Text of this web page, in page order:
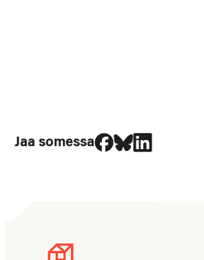
Jaa somessa
Jaa Facebookissa
Jaa Blueskyssa
Jaa